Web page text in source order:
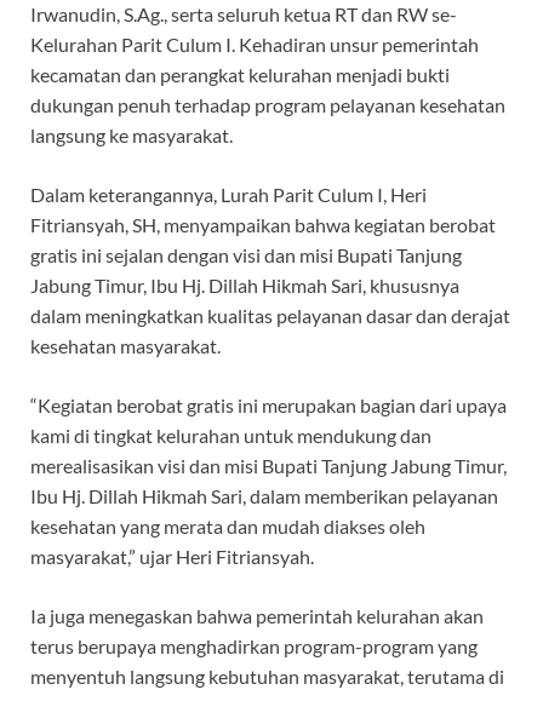
Irwanudin, S.Ag., serta seluruh ketua RT dan RW se-
Kelurahan Parit Culum I. Kehadiran unsur pemerintah
kecamatan dan perangkat kelurahan menjadi bukti
dukungan penuh terhadap program pelayanan kesehatan
langsung ke masyarakat.
Dalam keterangannya, Lurah Parit Culum I, Heri
Fitriansyah, SH, menyampaikan bahwa kegiatan berobat
gratis ini sejalan dengan visi dan misi Bupati Tanjung
Jabung Timur, Ibu Hj. Dillah Hikmah Sari, khususnya
dalam meningkatkan kualitas pelayanan dasar dan derajat
kesehatan masyarakat.
“Kegiatan berobat gratis ini merupakan bagian dari upaya
kami di tingkat kelurahan untuk mendukung dan
merealisasikan visi dan misi Bupati Tanjung Jabung Timur,
Ibu Hj. Dillah Hikmah Sari, dalam memberikan pelayanan
kesehatan yang merata dan mudah diakses oleh
masyarakat,” ujar Heri Fitriansyah.
Ia juga menegaskan bahwa pemerintah kelurahan akan
terus berupaya menghadirkan program-program yang
menyentuh langsung kebutuhan masyarakat, terutama di